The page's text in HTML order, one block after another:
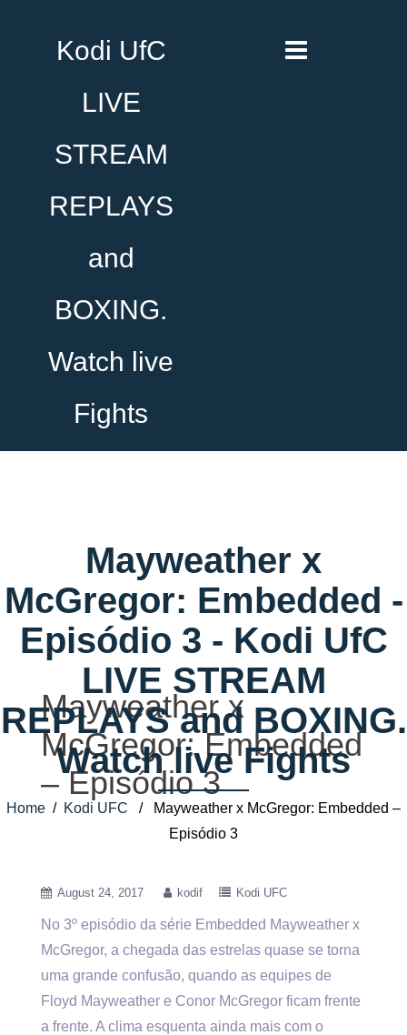
Kodi UfC
LIVE
STREAM
REPLAYS
and
BOXING.
Watch live
Fights
Mayweather x
McGregor: Embedded -
Episódio 3 - Kodi UfC
LIVE STREAM
REPLAYS and BOXING.
Watch live Fights
Home / Kodi UFC / Mayweather x McGregor: Embedded –
Episódio 3
Mayweather x
McGregor: Embedded
– Episódio 3
August 24, 2017 kodif Kodi UFC
No 3º episódio da série Embedded Mayweather x
McGregor, a chegada das estrelas quase se torna
uma grande confusão, quando as equipes de
Floyd Mayweather e Conor McGregor ficam frente
a frente. A clima esquenta ainda mais com o